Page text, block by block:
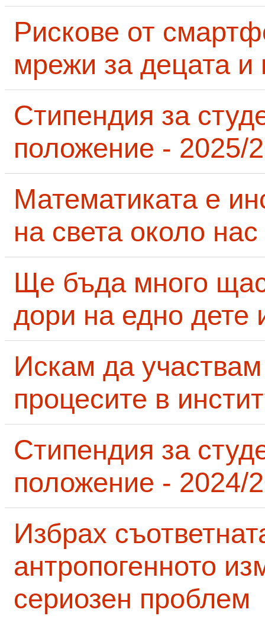
Рискове от
мрежи за децата и
Стипендия за
положение - 2025/
Математиката е
на света около нас
Ще бъда много
дори на едно дете
Искам да
процесите в
Стипендия за
положение - 2024/
Избрах
антропогенното
сериозен проблем